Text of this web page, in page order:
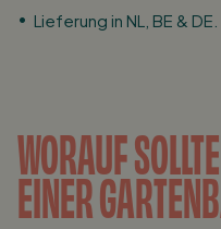
Lieferung in NL, BE & DE.
WORAUF
EINER